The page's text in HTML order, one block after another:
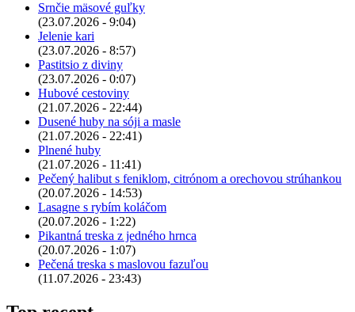
Srnčie mäsové guľky
(23.07.2026 - 9:04)
Jelenie kari
(23.07.2026 - 8:57)
Pastitsio z diviny
(23.07.2026 - 0:07)
Hubové cestoviny
(21.07.2026 - 22:44)
Dusené huby na sóji a masle
(21.07.2026 - 22:41)
Plnené huby
(21.07.2026 - 11:41)
Pečený halibut s feniklom, citrónom a orechovou strúhankou
(20.07.2026 - 14:53)
Lasagne s rybím koláčom
(20.07.2026 - 1:22)
Pikantná treska z jedného hrnca
(20.07.2026 - 1:07)
Pečená treska s maslovou fazuľou
(11.07.2026 - 23:43)